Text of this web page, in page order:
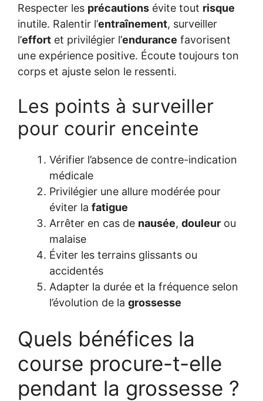
Respecter les précautions évite tout risque
inutile. Ralentir l’entraînement, surveiller
l’effort et privilégier l’endurance favorisent
une expérience positive. Écoute toujours ton
corps et ajuste selon le ressenti.
Les points à surveiller
pour courir enceinte
Vérifier l’absence de contre-indication
médicale
Privilégier une allure modérée pour
éviter la fatigue
Arrêter en cas de nausée, douleur ou
malaise
Éviter les terrains glissants ou
accidentés
Adapter la durée et la fréquence selon
l’évolution de la grossesse
Quels bénéfices la
course procure-t-elle
pendant la grossesse ?